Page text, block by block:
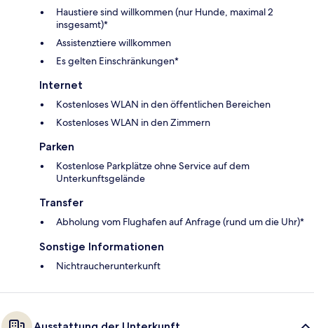
Haustiere sind willkommen (nur Hunde, maximal 2
insgesamt)*
Assistenztiere willkommen
Es gelten Einschränkungen*
Internet
Kostenloses WLAN in den öffentlichen Bereichen
Kostenloses WLAN in den Zimmern
Parken
Kostenlose Parkplätze ohne Service auf dem
Unterkunftsgelände
Transfer
Abholung vom Flughafen auf Anfrage (rund um die Uhr)*
Sonstige Informationen
Nichtraucherunterkunft